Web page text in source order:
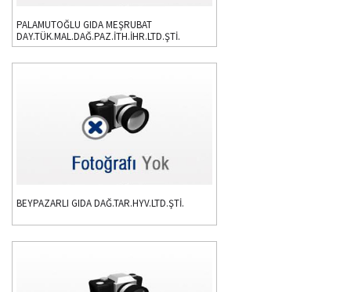
PALAMUTOĞLU GIDA MEŞRUBAT
DAY.TÜK.MAL.DAĞ.PAZ.İTH.İHR.LTD.ŞTİ.
BEYPAZARLI GIDA DAĞ.TAR.HYV.LTD.ŞTİ.